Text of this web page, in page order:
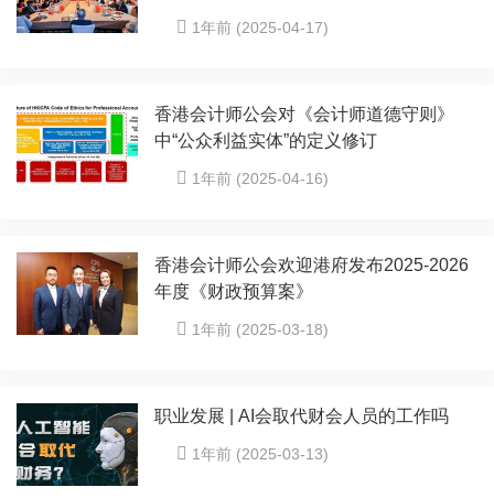
1年前 (2025-04-17)
香港会计师公会对《会计师道德守则》
中“公众利益实体”的定义修订
1年前 (2025-04-16)
香港会计师公会欢迎港府发布2025-2026
年度《财政预算案》
1年前 (2025-03-18)
职业发展 | AI会取代财会人员的工作吗
1年前 (2025-03-13)